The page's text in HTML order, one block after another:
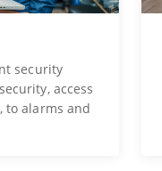
security
access
to alarms and